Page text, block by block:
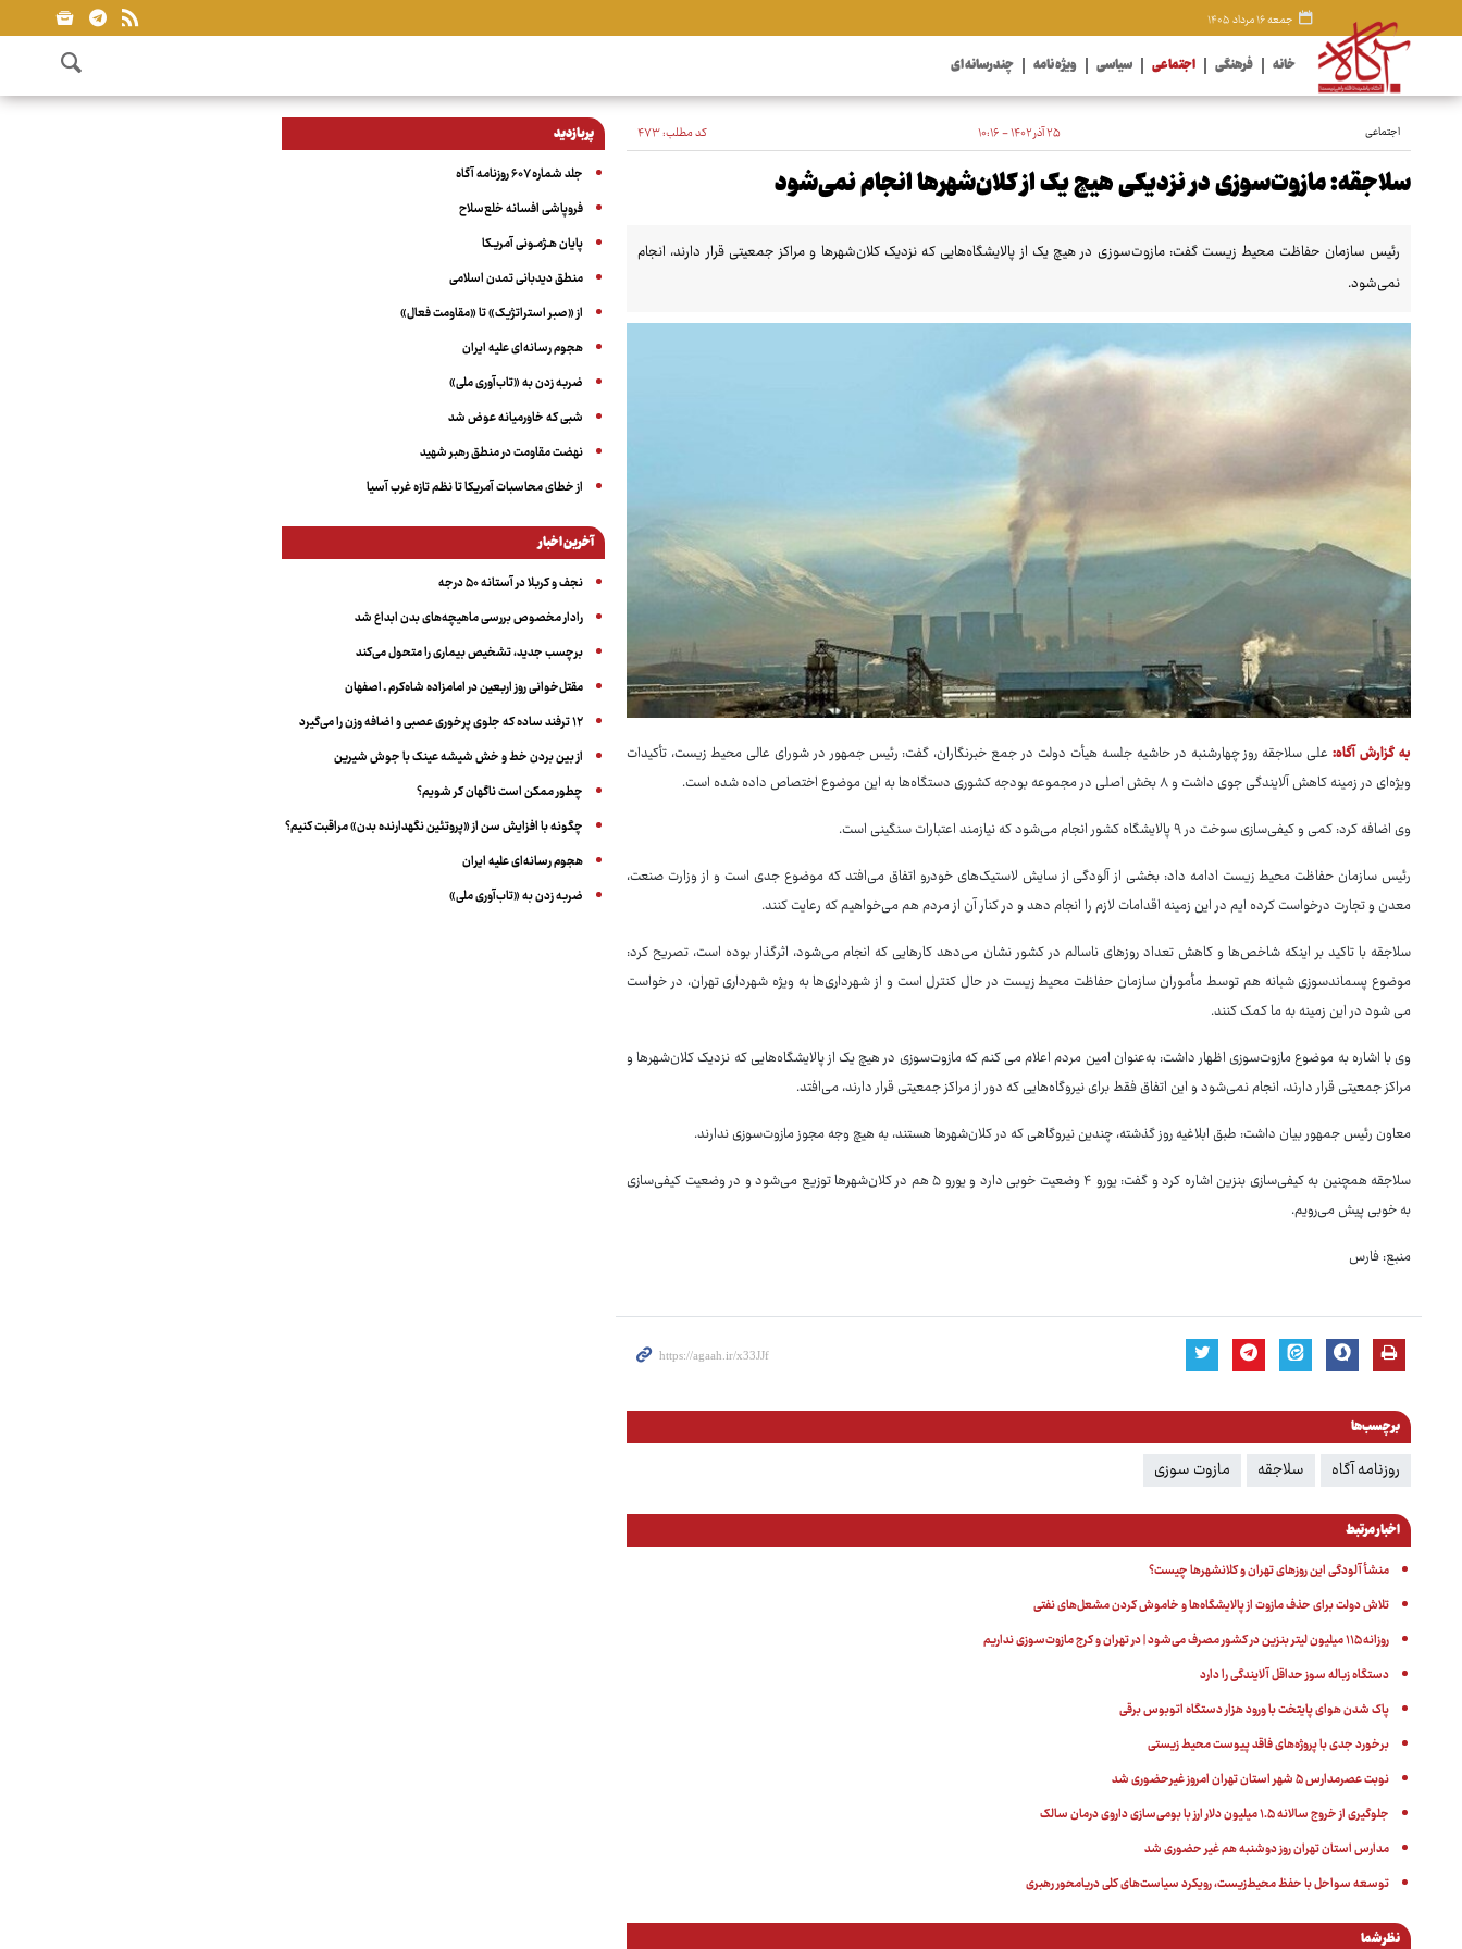
جمعه ۱۶ مرداد ۱۴۰۵
خانه فرهنگی اجتماعی سیاسی ویژه نامه چندرسانه ای
اجتماعی ۲۵ آذر ۱۴۰۲ - ۱۰:۱۶ کد مطلب:۴۷۳
سلاجقه: مازوت‌سوزی در نزدیکی هیچ یک از کلان‌شهرها انجام نمی‌شود
رئیس سازمان حفاظت محیط زیست گفت: مازوت‌سوزی در هیچ یک از پالایشگاه‌هایی که نزدیک کلان‌شهرها و مراکز جمعیتی قرار دارند، انجام
نمی‌شود.
به گزارش آگاه:علی سلاجقه روز چهارشنبه در حاشیه جلسه هیأت دولت در جمع خبرنگاران، گفت: رئیس جمهور در شورای عالی محیط زیست، تأکیدات
ویژه‌ای در زمینه کاهش آلایندگی جوی داشت و ۸ بخش اصلی در مجموعه بودجه کشوری دستگاه‌ها به این موضوع اختصاص داده شده است.
وی اضافه کرد: کمی و کیفی‌سازی سوخت در ۹ پالایشگاه کشور انجام می‌شود که نیازمند اعتبارات سنگینی است.
رئیس سازمان حفاظت محیط زیست ادامه داد: بخشی از آلودگی از سایش لاستیک‌های خودرو اتفاق می‌افتد که موضوع جدی است و از وزارت صنعت،
معدن و تجارت درخواست کرده ایم در این زمینه اقدامات لازم را انجام دهد و در کنار آن از مردم هم می‌خواهیم که رعایت کنند.
سلاجقه با تاکید بر اینکه شاخص‌ها و کاهش تعداد روزهای ناسالم در کشور نشان می‌دهد کارهایی که انجام می‌شود، اثرگذار بوده است، تصریح کرد:
موضوع پسماندسوزی شبانه هم توسط مأموران سازمان حفاظت محیط زیست در حال کنترل است و از شهرداری‌ها به ویژه شهرداری تهران، در خواست
می شود در این زمینه به ما کمک کنند.
وی با اشاره به موضوع مازوت‌سوزی اظهار داشت: به‌عنوان امین مردم اعلام می کنم که مازوت‌سوزی در هیچ یک از پالایشگاه‌هایی که نزدیک کلان‌شهرها و
مراکز جمعیتی قرار دارند، انجام نمی‌شود و این اتفاق فقط برای نیروگاه‌هایی که دور از مراکز جمعیتی قرار دارند، می‌افتد.
معاون رئیس جمهور بیان داشت: طبق ابلاغیه روز گذشته، چندین نیروگاهی که در کلان‌شهرها هستند، به هیچ وجه مجوز مازوت‌سوزی ندارند.
سلاجقه همچنین به کیفی‌سازی بنزین اشاره کرد و گفت: یورو ۴ وضعیت خوبی دارد و یورو ۵ هم در کلان‌شهرها توزیع می‌شود و در وضعیت کیفی‌سازی
به خوبی پیش می‌رویم.
منبع: فارس
برچسب‌ها
روزنامه آگاه سلاجقه مازوت سوزی
اخبار مرتبط
منشأ آلودگی این روزهای تهران و کلانشهرها چیست؟
تلاش دولت برای حذف مازوت از پالایشگاه‌ها و خاموش کردن مشعل‌های نفتی
روزانه ١١۵ میلیون لیتر بنزین در کشور مصرف می‌شود | در تهران و کرج مازوت‌سوزی نداریم
دستگاه زباله سوز حداقل آلایندگی را دارد
پاک شدن هوای پایتخت با ورود هزار دستگاه اتوبوس برقی
برخورد جدی با پروژه‌های فاقد پیوست محیط زیستی
نوبت عصرمدارس ۵ شهر استان تهران امروز غیرحضوری شد
جلوگیری از خروج سالانه ۱.۵ میلیون دلار ارز با بومی‌سازی داروی درمان سالک
مدارس استان تهران روز دوشنبه هم غیر حضوری شد
توسعه سواحل با حفظ محیط‌زیست، رویکرد سیاست‌های کلی دریامحور رهبری
نظر شما
پربازدید
جلد شماره ۶۰۷ روزنامه آگاه
فروپاشی افسانه خلع‌سلاح
پایان هـژمـونی آمریـکا
منطق دیدبانی تمدن اسلامی
از «صبر استراتژیک» تا «مقاومت فعال»
هجوم رسانه‌ای علیه ایران
ضربه زدن به «تاب‌آوری ملی»
شبی که خاورمیانه عوض شد
نهضت مقاومت در منطق رهبر شهید
از خطای محاسبات آمریکا تا نظم تازه غرب آسیا
آخرین اخبار
نجف و کربلا در آستانه ۵۰ درجه
رادار مخصوص بررسی ماهیچه‌های بدن ابداع شد
برچسب جدید، تشخیص بیماری را متحول می‌کند
مقتل‌خوانی روز اربعین در امامزاده شاه‌کرم ـ اصفهان
۱۲ ترفند ساده که جلوی پرخوری عصبی و اضافه ‌وزن را می‌گیرد
از بین بردن خط و خش شیشه عینک با جوش شیرین
چطور ممکن است ناگهان کر شویم؟
چگونه با افزایش سن از «پروتئین نگهدارنده بدن» مراقبت کنیم؟
هجوم رسانه‌ای علیه ایران
ضربه زدن به «تاب‌آوری ملی»